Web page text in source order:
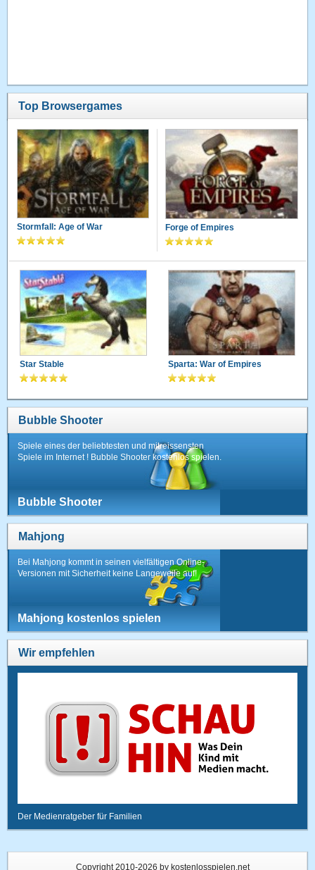
Top Browsergames
Stormfall: Age of War Forge of Empires
Star Stable Sparta: War of Empires
Bubble Shooter
Spiele eines der beliebtesten und mitreissensten
Spiele im Internet ! Bubble Shooter kostenlos spielen.
Bubble Shooter
Mahjong
Bei Mahjong kommt in seinen vielfältigen Online-
Versionen mit Sicherheit keine Langeweile auf!
Mahjong kostenlos spielen
Wir empfehlen
Der Medienratgeber für Familien
Copyright 2010-2026 by kostenlosspielen.net